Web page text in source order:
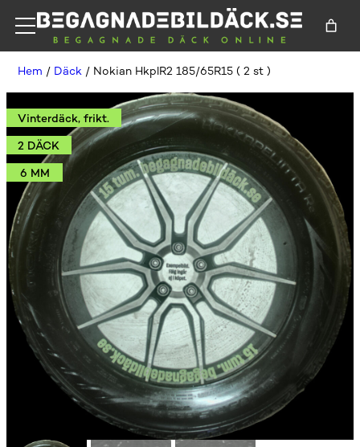
Hem / Däck / Nokian HkplR2 185/65R15 ( 2 st )
Vinterdäck, frikt.
2 DÄCK
6 MM